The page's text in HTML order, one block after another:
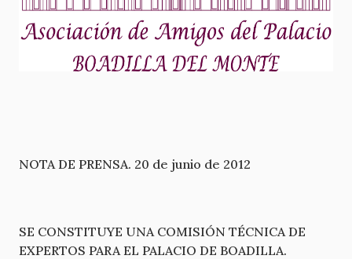
NOTA DE PRENSA. 20 de junio de 2012
SE CONSTITUYE UNA COMISIÓN TÉCNICA DE
EXPERTOS PARA EL PALACIO DE BOADILLA.